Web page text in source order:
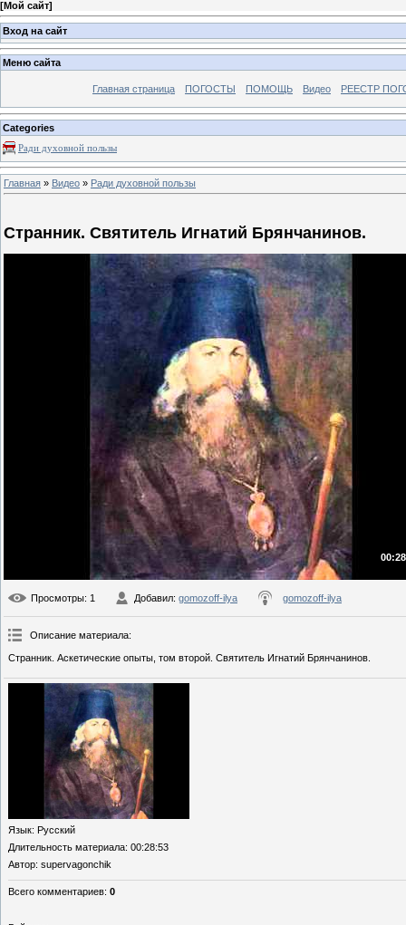
[Мой сайт]
Вход на сайт
Меню сайта
Главная страница ПОГОСТЫ ПОМОЩЬ Видео РЕЕСТР
Categories
Ради духовной пользы
Главная » Видео » Ради духовной пользы
Странник. Святитель Игнатий Брянчанинов.
Просмотры: 1 Добавил: gomozoff-ilya gomozoff-ilya
Описание материала:
Странник. Аскетические опыты, том второй. Святитель Игнатий Брянчанинов.
Язык: Русский
Длительность материала: 00:28:53
Автор: supervagonchik
Всего комментариев: 0